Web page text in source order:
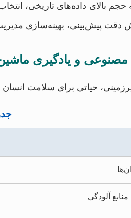
حجم بالای داده‌های تاریخی،
دقت پیش‌بینی، بهینه‌سازی
حیاتی برای سلامت
جدول ۱: کاربردهای یادگیری
آلودگی